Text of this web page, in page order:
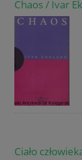
Chaos / Ivar
Ciało